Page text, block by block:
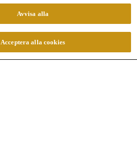
Avvisa alla
Acceptera alla cookies